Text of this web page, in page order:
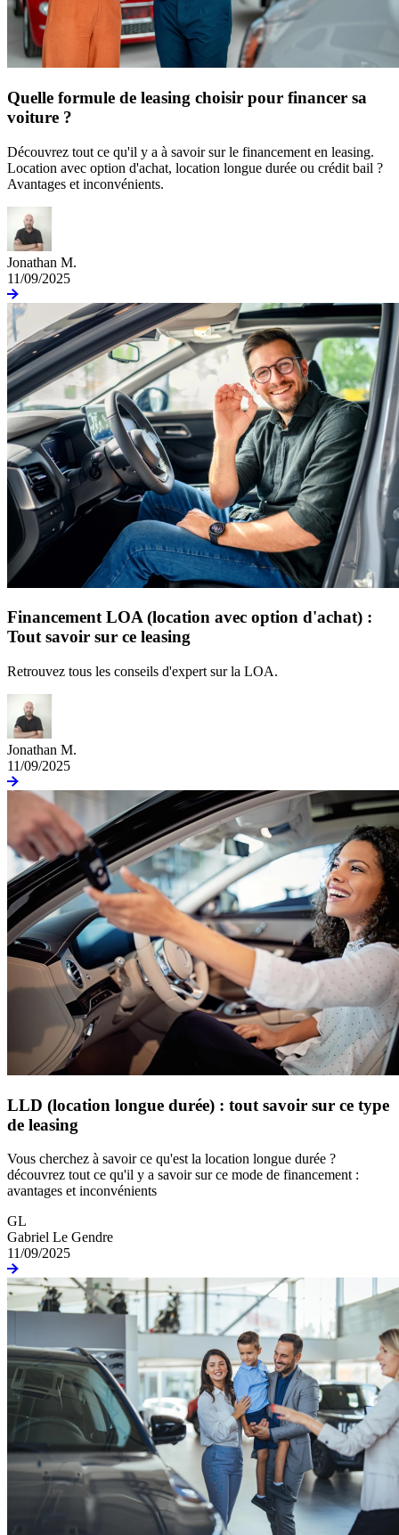
Quelle formule de leasing choisir pour financer sa
voiture ?
Découvrez tout ce qu'il y a à savoir sur le financement en leasing.
Location avec option d'achat, location longue durée ou crédit bail ?
Avantages et inconvénients.
Jonathan M.
11/09/2025
Financement LOA (location avec option d'achat) :
Tout savoir sur ce leasing
Retrouvez tous les conseils d'expert sur la LOA.
Jonathan M.
11/09/2025
LLD (location longue durée) : tout savoir sur ce type
de leasing
Vous cherchez à savoir ce qu'est la location longue durée ?
découvrez tout ce qu'il y a savoir sur ce mode de financement :
avantages et inconvénients
GL
Gabriel Le Gendre
11/09/2025